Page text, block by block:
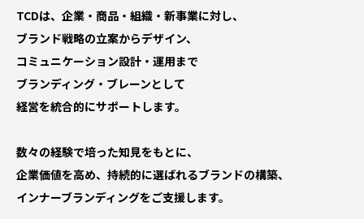
TCDは、企業・商品・組織・新事業に対し、
ブランド戦略の立案からデザイン、
コミュニケーション設計・運用まで
ブランディング・ブレーンとして
経営を統合的にサポートします。
数々の経験で培った知見をもとに、
企業価値を高め、持続的に選ばれるブランドの構築、
インナーブランディングをご支援します。